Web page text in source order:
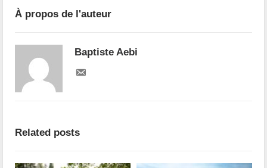
À propos de l'auteur
Baptiste Aebi
Related posts